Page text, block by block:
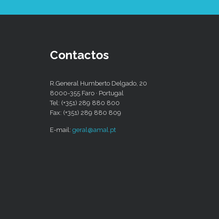
Contactos
R.General Humberto Delgado, 20
8000-355 Faro · Portugal
Tel: (+351) 289 880 800
Fax: (+351) 289 880 809
E-mail: geral@amal.pt